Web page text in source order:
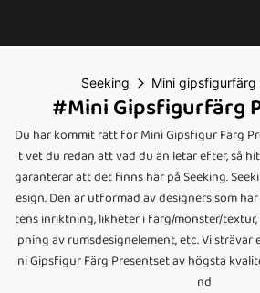
Seeking Mini gipsfigurfärg
#Mini Gipsfigurfärg
Du har kommit rätt för Mini Gipsfigur Färg
t vet du redan att vad du än letar efter, så
garanterar att det finns här på Seeking.
esign. Den är utformad av designers som
tens inriktning, likheter i färg/mönster/
pning av rumsdesignelement, etc. Vi
ni Gipsfigur Färg Presentset av högsta
nd